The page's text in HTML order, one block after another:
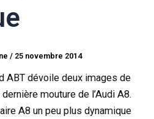
/ 25 novembre 2014
ABT dévoile deux images de
mouture de l’Audi A8.
A8 un peu plus dynamique